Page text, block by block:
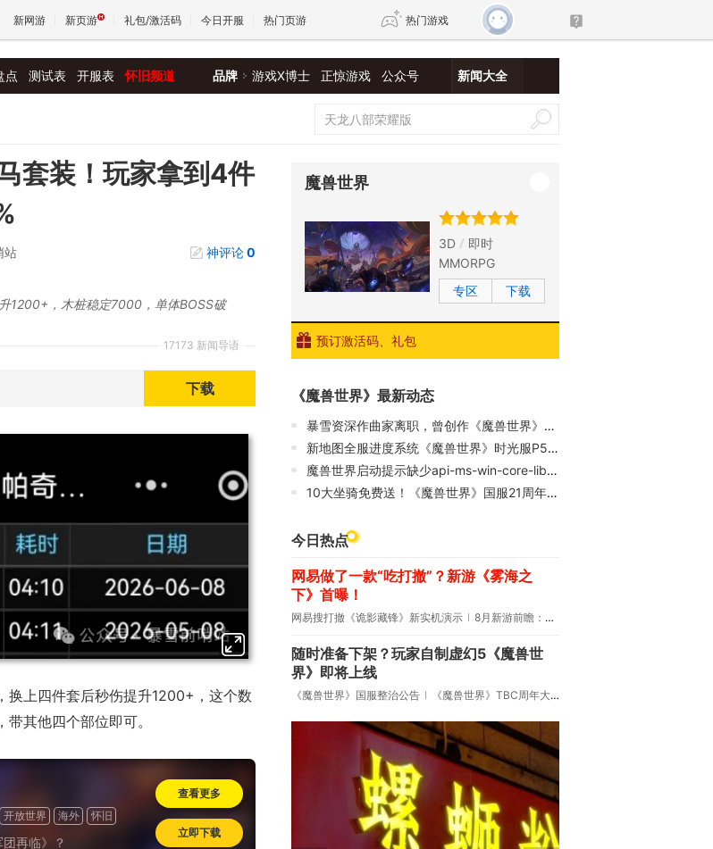
新网游 新页游 礼包/激活码 今日开服 热门页游 热门游戏
新仙侠5
点 测试表 开服表 怀旧频道 品牌 游戏X博士 正惊游戏 公众号 新闻大全
套装！玩家拿到4件
站 神评论0
17173 新闻导语
1200+，木桩稳定7000，单体BOSS破
下载
换上四件套后秒伤提升1200+，这个数
其他四个部位即可。
开放世界 海外 怀旧
再临》？
查看更多
立即下载
魔兽世界
3D
即时
MMORPG
专区
下载
预订激活码、礼包
《魔兽世界》最新动态
暴雪资深作曲家离职，曾创作《魔兽世界》等多款游戏配乐
新地图全服进度系统《魔兽世界》时光服P5阶段今日上线
魔兽世界启动提示缺少api-ms-win-core-libraryloader-l1-2-0.dll？完整修复解决教程
10大坐骑免费送！《魔兽世界》国服21周年庆典明日开启
今日热点
网易做了一款“吃打撤”？新游《雾海之
下》首曝！
网易搜打撤《诡影藏锋》新实机演示 8月新游前瞻：《诡秘之主》领衔
随时准备下架？玩家自制虚幻5《魔兽世
界》即将上线
《魔兽世界》国服整治公告 《魔兽世界》TBC周年大更：双经典团本回归！